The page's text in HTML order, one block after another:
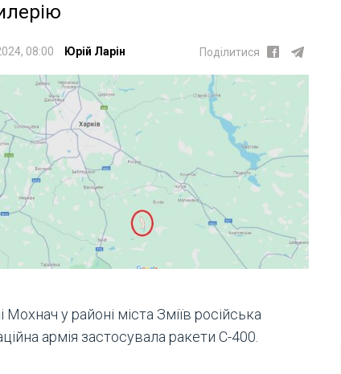
08:00 Юрій Ларін Поділитися
Мохнач у районі міста Зміїв російська
армія застосувала ракети С-400.